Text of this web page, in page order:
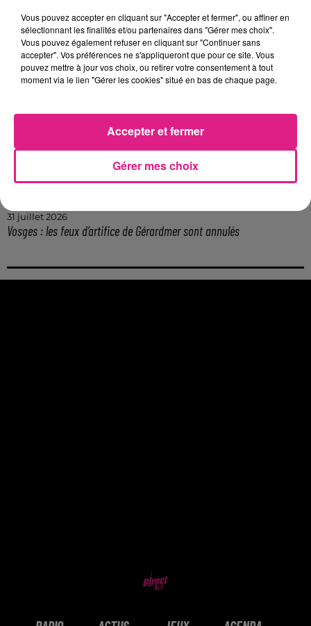
6 août 2026
Metz : une distribution de lunette gratuite pour voir l’éclipse
5 août 2026
Casting de Woof : l'Euro-Métropole de Metz part à la recherche de...
Officiel : le lac de Madine reporte son feu d’artifice
4 août 2026
Eclipse Solaire du 12 août : où voir ce phénomène en Lorraine ?
31 juillet 2026
31 juillet 2026
Vosges : les feux d’artifice de Gérardmer sont annulés
Vous pouvez accepter en cliquant sur "Accepter et fermer", ou affiner en
sélectionnant les finalités et/ou partenaires dans "Gérer mes choix".
Vous pouvez également refuser en cliquant sur "Continuer sans
accepter". Vos préférences ne s'appliqueront que pour ce site. Vous
pouvez mettre à jour vos choix, ou retirer votre consentement à tout
moment via le lien "Gérer les cookies" situé en bas de chaque page.
Gérer mes choix
Accepter et fermer